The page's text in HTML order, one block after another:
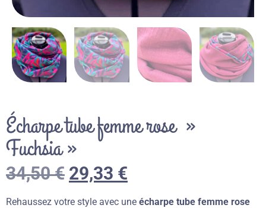
Écharpe tube femme rose »
Fuchsia »
34,50€ 29,33 €
Rehaussez votre style avec une écharpe tube femme rose